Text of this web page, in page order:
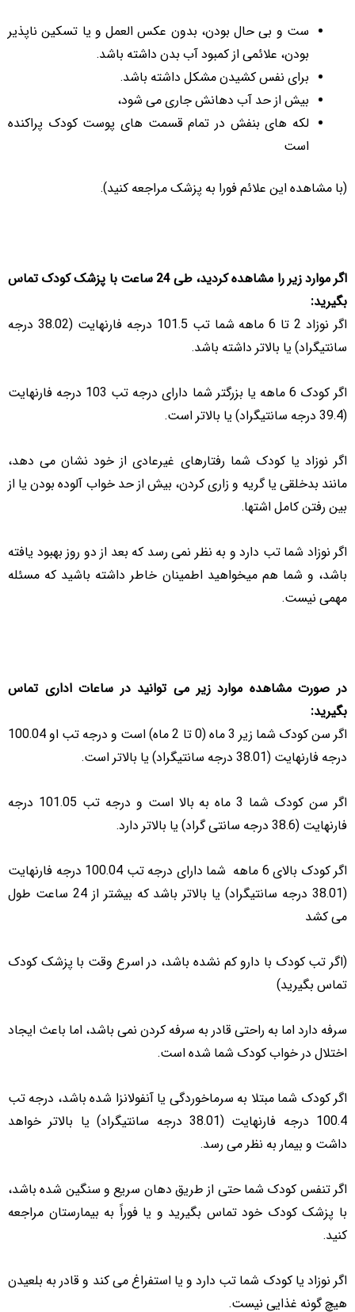
ست و بی حال بودن، بدون عکس العمل و یا تسکین ناپذیر
بودن، علائمی از کمبود آب بدن داشته باشد.
برای نفس کشیدن مشکل داشته باشد.
بیش از حد آب دهانش جاری می شود،
لکه های بنفش در تمام قسمت های پوست کودک پراکنده
است
(با مشاهده این علائم فورا به پزشک مراجعه کنید).
اگر موارد زیر را مشاهده کردید، طی 24 ساعت با پزشک کودک تماس
بگیرید:
اگر نوزاد 2 تا 6 ماهه شما تب 101.5 درجه فارنهایت (38.02 درجه
سانتیگراد) یا بالاتر داشته باشد.
اگر کودک 6 ماهه یا بزرگتر شما دارای درجه تب 103 درجه فارنهایت
اگر نوزاد یا کودک شما رفتارهای غیرعادی از خود نشان می دهد،
مانند بدخلقی یا گریه و زاری کردن، بیش از حد خواب آلوده بودن یا از
بین رفتن کامل اشتها.
اگر نوزاد شما تب دارد و به نظر نمی رسد که بعد از دو روز بهبود یافته
باشد، و شما هم میخواهید اطمینان خاطر داشته باشید که مسئله
مهمی نیست.
در صورت مشاهده موارد زیر می توانید در ساعات اداری تماس
بگیرید:
اگر سن کودک شما زیر 3 ماه (0 تا 2 ماه) است و درجه تب او 100.04
درجه فارنهایت (38.01 درجه سانتیگراد) یا بالاتر است.
اگر سن کودک شما 3 ماه به بالا است و درجه تب 101.05 درجه
فارنهایت (38.6 درجه سانتی گراد) یا بالاتر دارد.
اگر کودک بالای 6 ماهه شما دارای درجه تب 100.04 درجه فارنهایت
(38.01 درجه سانتیگراد) یا بالاتر باشد که بیشتر از 24 ساعت طول
می کشد
(اگر تب کودک با دارو کم نشده باشد، در اسرع وقت با پزشک کودک
تماس بگیرید)
سرفه دارد اما به راحتی قادر به سرفه کردن نمی باشد، اما باعث ایجاد
اختلال در خواب کودک شما شده است.
اگر کودک شما مبتلا به سرماخوردگی یا آنفولانزا شده باشد، درجه تب
100.4 درجه فارنهایت (38.01 درجه سانتیگراد) یا بالاتر خواهد
داشت و بیمار به نظر می رسد.
اگر تنفس کودک شما حتی از طریق دهان سریع و سنگین شده باشد،
با پزشک کودک خود تماس بگیرید و یا فوراً به بیمارستان مراجعه
کنید.
اگر نوزاد یا کودک شما تب دارد و یا استفراغ می کند و قادر به بلعیدن
هیچ گونه غذایی نیست.